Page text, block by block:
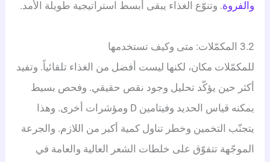
والفروة. وتنوّع الغذاء يبقى أبسط استراتيجية طويلة الأمد.
3.2 المكمّلات: متى وكيف تستخدمها
للمكمّلات مكان، لكنها ليست أفضل من الغذاء تلقائياً. وتفيد
أكثر حين يؤكّد تحليل وجود نقص حقيقي. وفحص بسيط
يمكنه قياس الحديد وفيتامين D ومؤشرات أخرى. وهذا
يتجنّب التخمين وخطر تناول كمية أكبر من اللازم. والجرعة
الموجّهة تتفوّق على خلطات الشعر العالية والعامة في